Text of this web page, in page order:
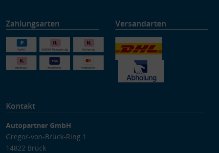
Zahlungsarten Versandarten
Kontakt
Autopartner GmbH
Gregor-von-Brück-Ring 1
14822 Brück